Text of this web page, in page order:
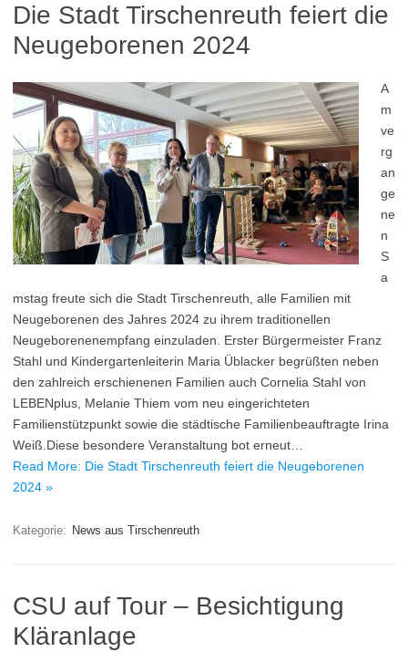
Die Stadt Tirschenreuth feiert die
Neugeborenen 2024
A
m
ve
rg
an
ge
ne
n
S
a
mstag freute sich die Stadt Tirschenreuth, alle Familien mit
Neugeborenen des Jahres 2024 zu ihrem traditionellen
Neugeborenenempfang einzuladen. Erster Bürgermeister Franz
Stahl und Kindergartenleiterin Maria Üblacker begrüßten neben
den zahlreich erschienenen Familien auch Cornelia Stahl von
LEBENplus, Melanie Thiem vom neu eingerichteten
Familienstützpunkt sowie die städtische Familienbeauftragte Irina
Weiß.Diese besondere Veranstaltung bot erneut…
Read More: Die Stadt Tirschenreuth feiert die Neugeborenen
2024 »
Kategorie: News aus Tirschenreuth
CSU auf Tour – Besichtigung
Kläranlage